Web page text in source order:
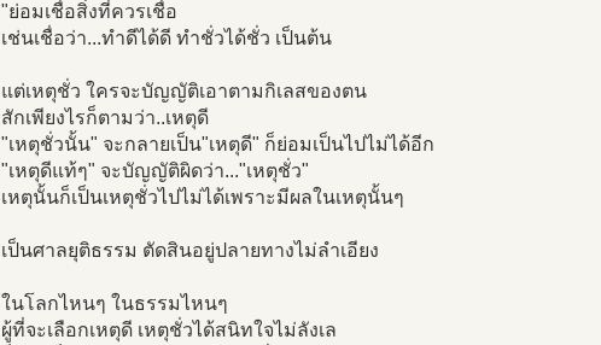
"ย่อมเชื่อสิ่งที่ควรเชื่อ
เช่นเชื่อว่า...ทำดีได้ดี ทำชั่วได้ชั่ว เป็นต้น
แต่เหตุชั่ว ใครจะบัญญัติเอาตามกิเลสของตน
สักเพียงไรก็ตามว่า..เหตุดี
"เหตุชั่วนั้น" จะกลายเป็น"เหตุดี" ก็ย่อมเป็นไปไม่ได้อีก
"เหตุดีแท้ๆ" จะบัญญัติผิดว่า..."เหตุชั่ว"
เหตุนั้นก็เป็นเหตุชั่วไปไม่ได้เพราะมีผลในเหตุนั้นๆ
เป็นศาลยุติธรรม ตัดสินอยู่ปลายทางไม่ลำเอียง
ในโลกไหนๆ ในธรรมไหนๆ
ผู้ที่จะเลือกเหตุดี เหตุชั่วได้สนิทใจไม่ลังเล